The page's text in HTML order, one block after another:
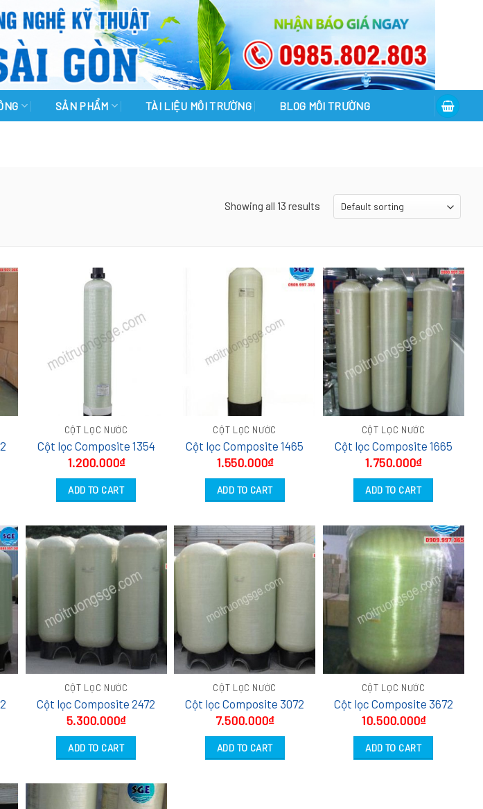
SẢN PHẨM TÀI LIỆU MÔI TRƯỜNG BLOG MÔI TRƯỜNG
Showing all 13 results
CỘT LỌC NƯỚC
Cột lọc Composite 1354
1.200.000₫
ADD TO CART
CỘT LỌC NƯỚC
Cột lọc Composite 1465
1.550.000₫
ADD TO CART
CỘT LỌC NƯỚC
Cột lọc Composite 1665
1.750.000₫
ADD TO CART
CỘT LỌC NƯỚC
Cột lọc Composite 2472
5.300.000₫
ADD TO CART
CỘT LỌC NƯỚC
Cột lọc Composite 3072
7.500.000₫
ADD TO CART
CỘT LỌC NƯỚC
Cột lọc Composite 3672
10.500.000₫
ADD TO CART